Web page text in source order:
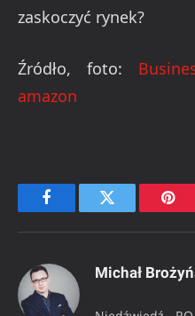
zaskoczyć rynek?
Źródło, foto:
amazon
FacebookTwitter
Michał